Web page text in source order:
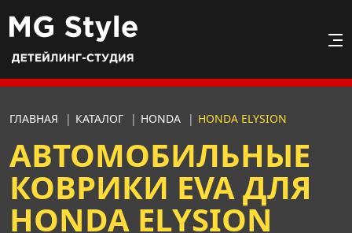
ГЛАВНАЯ | КАТАЛОГ | HONDA | HONDA ELYSION
АВТОМОБИЛЬНЫЕ
КОВРИКИ EVA ДЛЯ
HONDA ELYSION